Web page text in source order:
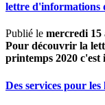
lettre d'informations
Publié le mercredi 15
Pour découvrir la
printemps 2020 c'est
Des services pour